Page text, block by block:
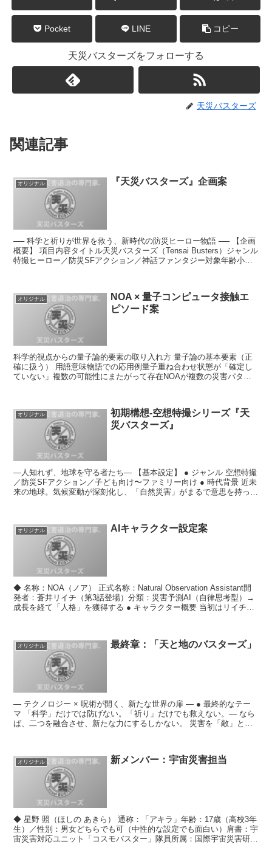
Pocket LINE コピー
天災バスターズをフォローする
天災バスターズ
関連記事
オリジナル 『天災バスターズ』企画案
── 科学と祈りが世界を救う、新時代の防災ヒーロー物語 ── 【企画
概要】 項目内容タイトル天災バスターズ（Tensai Busters）ジャンル
特撮ヒーロー／防災SFアクション／神話ファンタジー対象年齢小学
オリジナル
NOA × 量子コンピュータ接触エ
ピソード案
科学的視点からの量子論的要素の取り入れ方 量子論の基本要素（正
確に扱う） 用語意味物語での応用例量子重ね合わせ状態が「確定し
ていない」複数の可能性にまたがって存在NOAが複数の災害パター
オリジナル
初期構想-空想特撮シリーズ『天
災バスターズ』
―人知れず、地球を守る者たち― 【基本設定】 ● ジャンル 空想特撮
／防災SFアクション／子ども向け〜ファミリー向け ● 時代背景 近未
来の地球。気候変動が深刻化し、「自然災害」がまるで意思を持った
オリジナル AIキャラクター設定案
◆ 名称：NOA（ノア） 正式名称：Natural Observation Assistant開
発者：蒼井リイチ（第3話登場）分類：災害予測AI（自律思考型）→
成長を経て「人格」を獲得する ● キャラクター概要 当初はリイチが
オリジナル 最終章：「天と地のバスターズ」
― テクノロジー × 呪術が開く、新たな世界の扉 ― ● 最終的なテー
マ 「科学」だけでは防げない。「祈り」だけでも救えない。― なら
ば、二つを融合させ、新たな力にするしかない。 災害を「敵」とし
オリジナル 新メンバー：宇宙災害担当
◆ 星野 照（ほしの あきら） 通称：「アキラ」年齢：17歳（高校3年
生）／性別：男女どちらでも可（中性的な設定でも面白い）肩書：宇
宙災害対応ユニット「コスモバスター」隊員所属：国際宇宙災害研究